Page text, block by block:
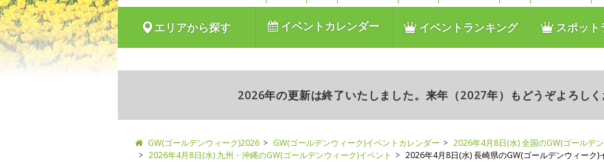
エリアから探す イベントカレンダー イベントランキング スポット
2026年の更新は終了いたしました。来年（2027年）もどうぞよろしく
GW(ゴールデンウィーク)2026 GW(ゴールデンウィーク)イベントカレンダー
2026年4月8日(水) 全国のGW(ゴールデ
2026年4月8日(水) 九州・沖縄のGW(ゴールデンウィーク)イベント
2026年4月8日(水) 長崎県のGW(ゴールデンウィーク)